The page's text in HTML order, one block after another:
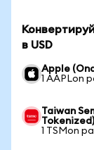
в USD
Apple
1 AAPLon
Taiwan
1 TSMon